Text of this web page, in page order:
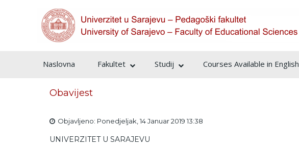
Naslovna Fakultet Studij Courses Available in English
Obavijest
Objavljeno: Ponedjeljak, 14 Januar 2019 13:38
UNIVERZITET U SARAJEVU